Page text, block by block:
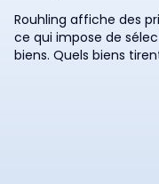
Rouhling affiche des
ce qui impose de
biens. Quels biens